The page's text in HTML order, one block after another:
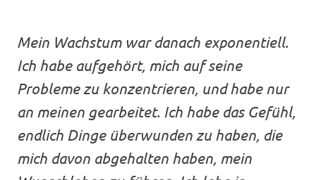
Mein Wachstum war danach exponentiell.
Ich habe aufgehört, mich auf seine
Probleme zu konzentrieren, und habe nur
an meinen gearbeitet. Ich habe das Gefühl,
endlich Dinge überwunden zu haben, die
mich davon abgehalten haben, mein